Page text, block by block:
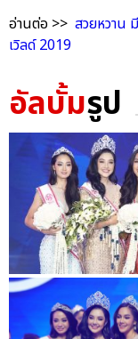
อ่านต่อ >> สวยหวาน
เวิลด์ 2019
อัลบั้มรูป